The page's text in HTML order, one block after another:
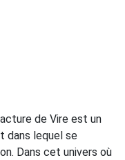
de Vire est un
dans lequel se
Dans cet univers où